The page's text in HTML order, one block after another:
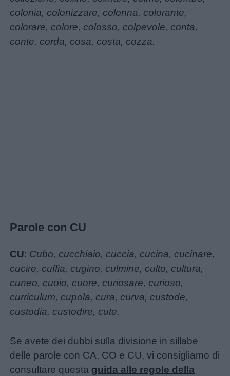
policy
colonia, colonizzare, colonna, colorante,
colorare, colore, colosso, colpevole, conta,
conte, corda, cosa, costa, cozza.
Parole con CU
CU: Cubo, cucchiaio, cuccia, cucina, cucinare,
cucire, cuffia, cugino, culmine, culto, cultura,
cuneo, cuoio, cuore, curiosare, curioso,
curriculum, cupola, cura, curva, custode,
custodia, custodire, cute.
Se avete dei dubbi sulla divisione in sillabe
delle parole con CA, CO e CU, vi consigliamo di
consultare questa guida alle regole della